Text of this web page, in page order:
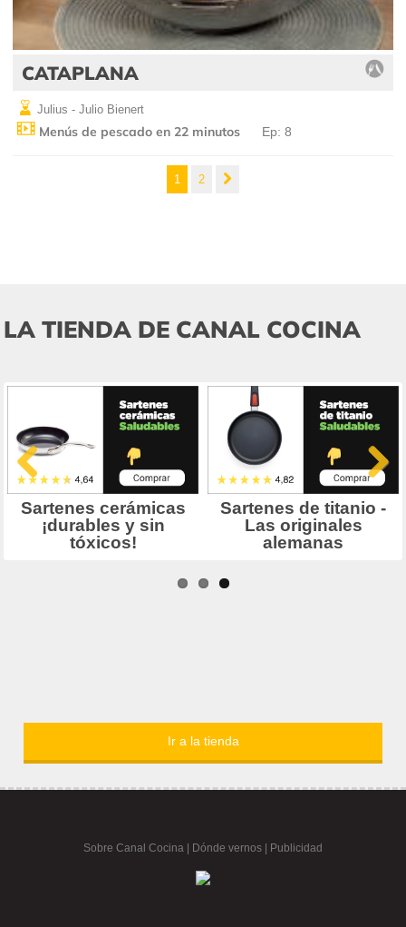
CATAPLANA
Julius - Julio Bienert
Menús de pescado en 22 minutos Ep: 8
1 2
LA TIENDA DE CANAL COCINA
Ir a la tienda
Sobre Canal Cocina Dónde vernos | Publicidad